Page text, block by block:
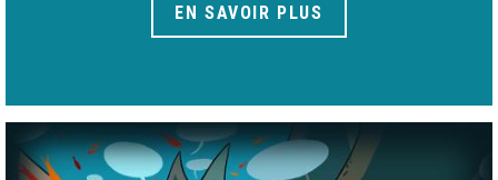
EN SAVOIR PLUS